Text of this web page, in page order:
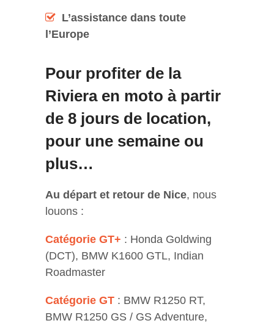
L’assistance dans toute
l’Europe
Pour profiter de la
Riviera en moto à partir
de 8 jours de location,
pour une semaine ou
plus…
Au départ et retour de Nice, nous
louons :
Catégorie GT+ : Honda Goldwing
(DCT), BMW K1600 GTL, Indian
Roadmaster
Catégorie GT : BMW R1250 RT,
BMW R1250 GS / GS Adventure,